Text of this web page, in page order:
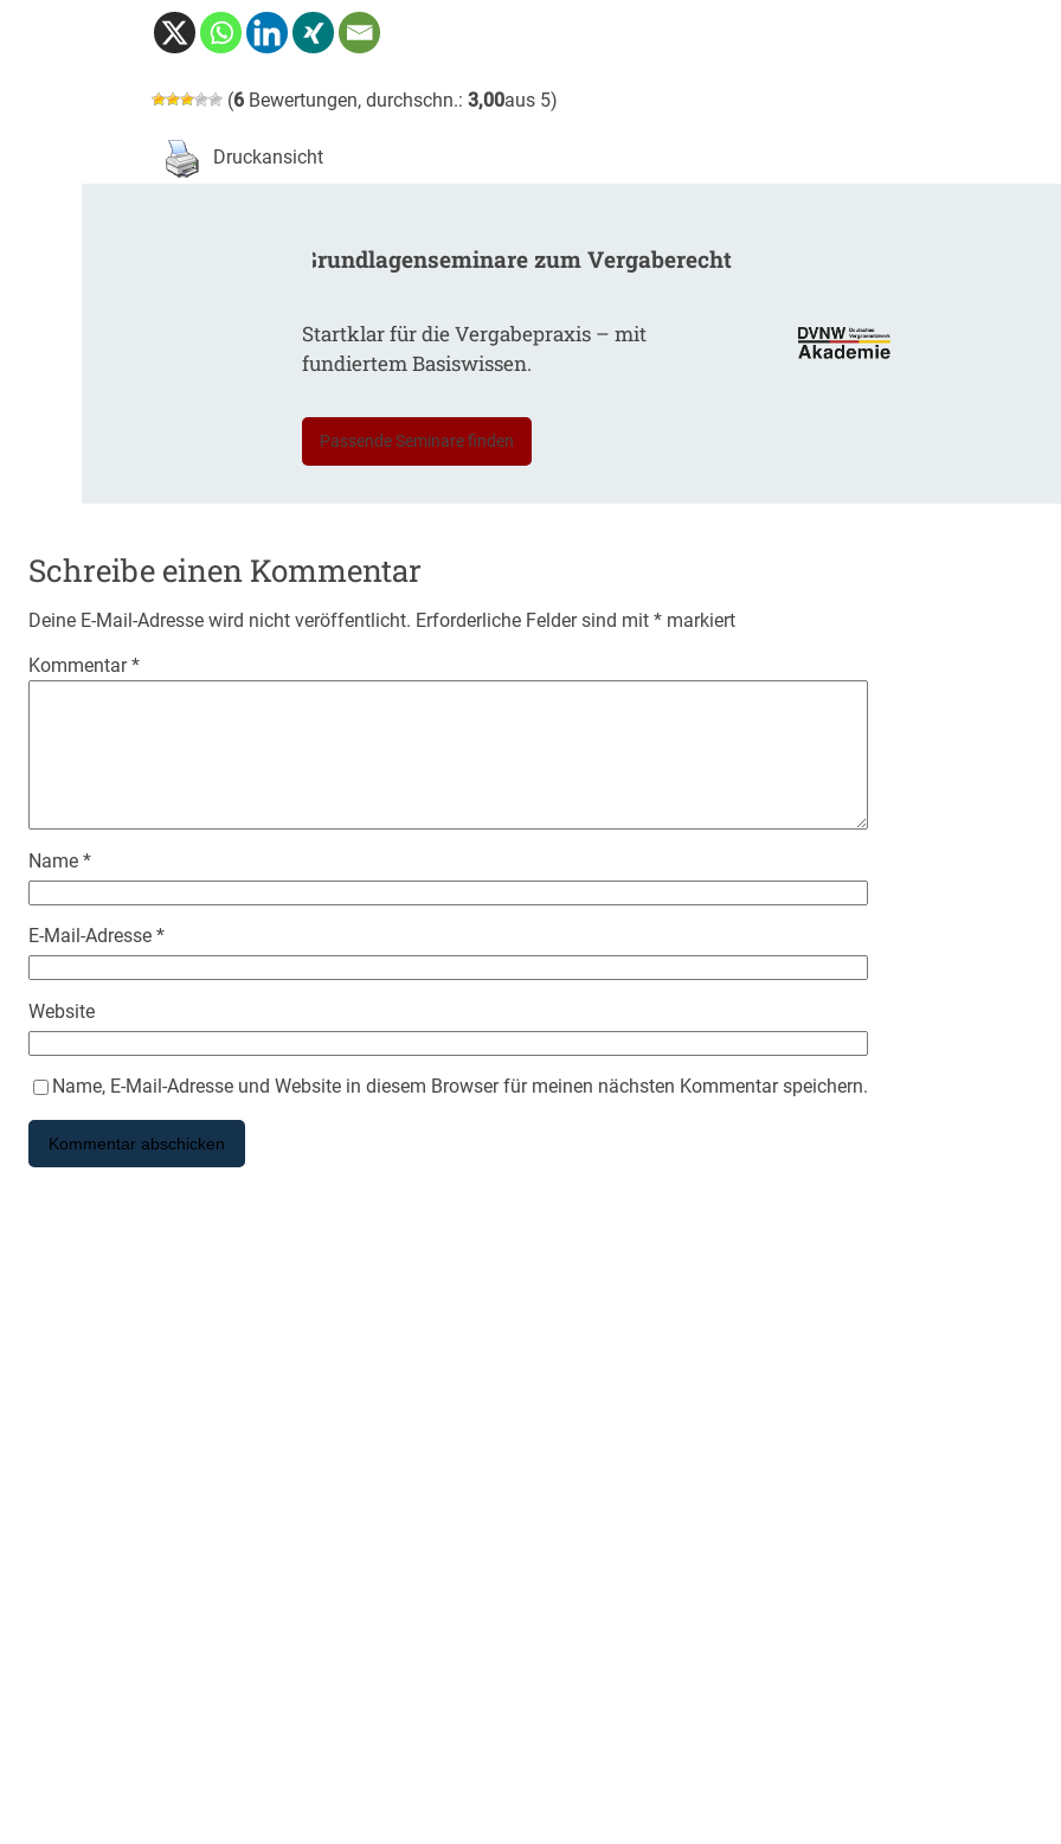
(6 Bewertungen, durchschn.: 3,00aus 5)
Druckansicht
Grundlagenseminare zum Vergaberecht
Startklar für die Vergabepraxis – mit
fundiertem Basiswissen.
Passende Seminare finden
Schreibe einen Kommentar
Deine E-Mail-Adresse wird nicht veröffentlicht. Erforderliche Felder sind mit * markiert
Kommentar*
Name *
E-Mail-Adresse *
Website
Name, E-Mail-Adresse und Website in diesem Browser für meinen nächsten Kommentar speichern.